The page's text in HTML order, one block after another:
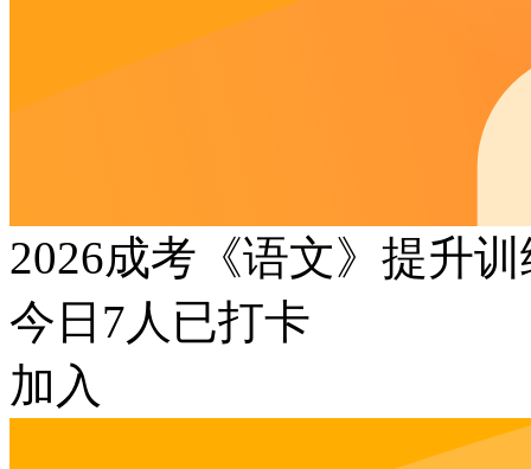
2026成考《语文》提升
今日 7人已打卡
加入